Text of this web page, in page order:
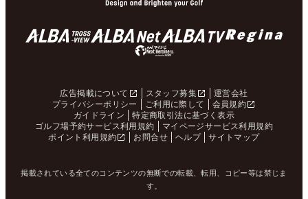
広告掲載について スタッフ募集
運営会社
プライバシーポリシー
ご利用に際して
会員規約
ガイドライン
特定商取引法に基づく表示
ゴルフ場予約サービス利用規約
マイページサービス利用規約
ポイント利用規約
お問合せ ヘルプ サイトマップ
掲載されている全てのコンテンツの無断での転載、転用、コピー等は禁じま
す。